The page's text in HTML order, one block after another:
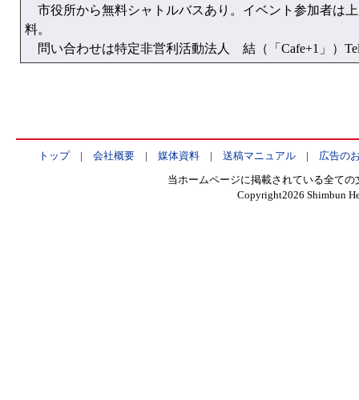
市役所から無料シャトルバスあり。イベント参加者は
料。
問い合わせは特定非営利活動法人 結（「Cafe+1」）
トップ| 会社概要| 媒体資料| 送稿マニュアル| 広告の
当ホームページに掲載されている全て
Copyright2026 Shimbun